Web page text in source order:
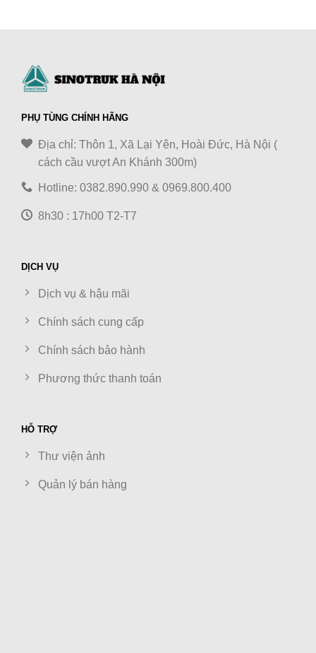
PHỤ TÙNG CHÍNH HÃNG
Địa chỉ: Thôn 1, Xã Lại Yên, Hoài Đức, Hà Nội (
cách cầu vượt An Khánh 300m)
Hotline: 0382.890.990 & 0969.800.400
8h30 : 17h00 T2-T7
DỊCH VỤ
Dịch vụ & hậu mãi
Chính sách cung cấp
Chính sách bảo hành
Phương thức thanh toán
HỖ TRỢ
Thư viện ảnh
Quản lý bán hàng